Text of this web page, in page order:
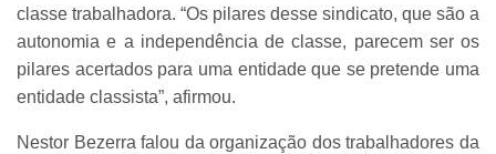
classe trabalhadora. “Os pilares desse sindicato, que são a
autonomia e a independência de classe, parecem ser os
pilares acertados para uma entidade que se pretende uma
entidade classista”, afirmou.
Nestor Bezerra falou da organização dos trabalhadores da